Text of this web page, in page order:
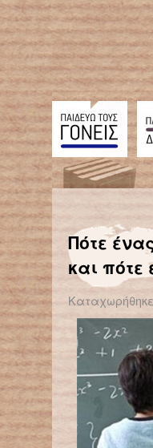
← Επιστροφή
Μαθητές στο… Διάστημα με τον «Οδυσσέα»
Πότε
και πότε